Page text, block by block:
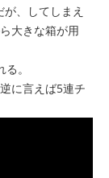
、してしまえ
大きな箱が用
。
に言えば5連チ